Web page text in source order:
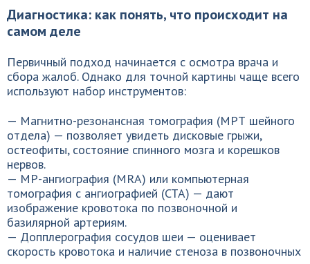
Диагностика: как понять, что происходит на
самом деле
Первичный подход начинается с осмотра врача и
сбора жалоб. Однако для точной картины чаще всего
используют набор инструментов:
— Магнитно-резонансная томография (МРТ шейного
отдела) — позволяет увидеть дисковые грыжи,
остеофиты, состояние спинного мозга и корешков
нервов.
— МР-ангиография (MRA) или компьютерная
томография с ангиографией (CTA) — дают
изображение кровотока по позвоночной и
базилярной артериям.
— Допплерография сосудов шеи — оценивает
скорость кровотока и наличие стеноза в позвоночных